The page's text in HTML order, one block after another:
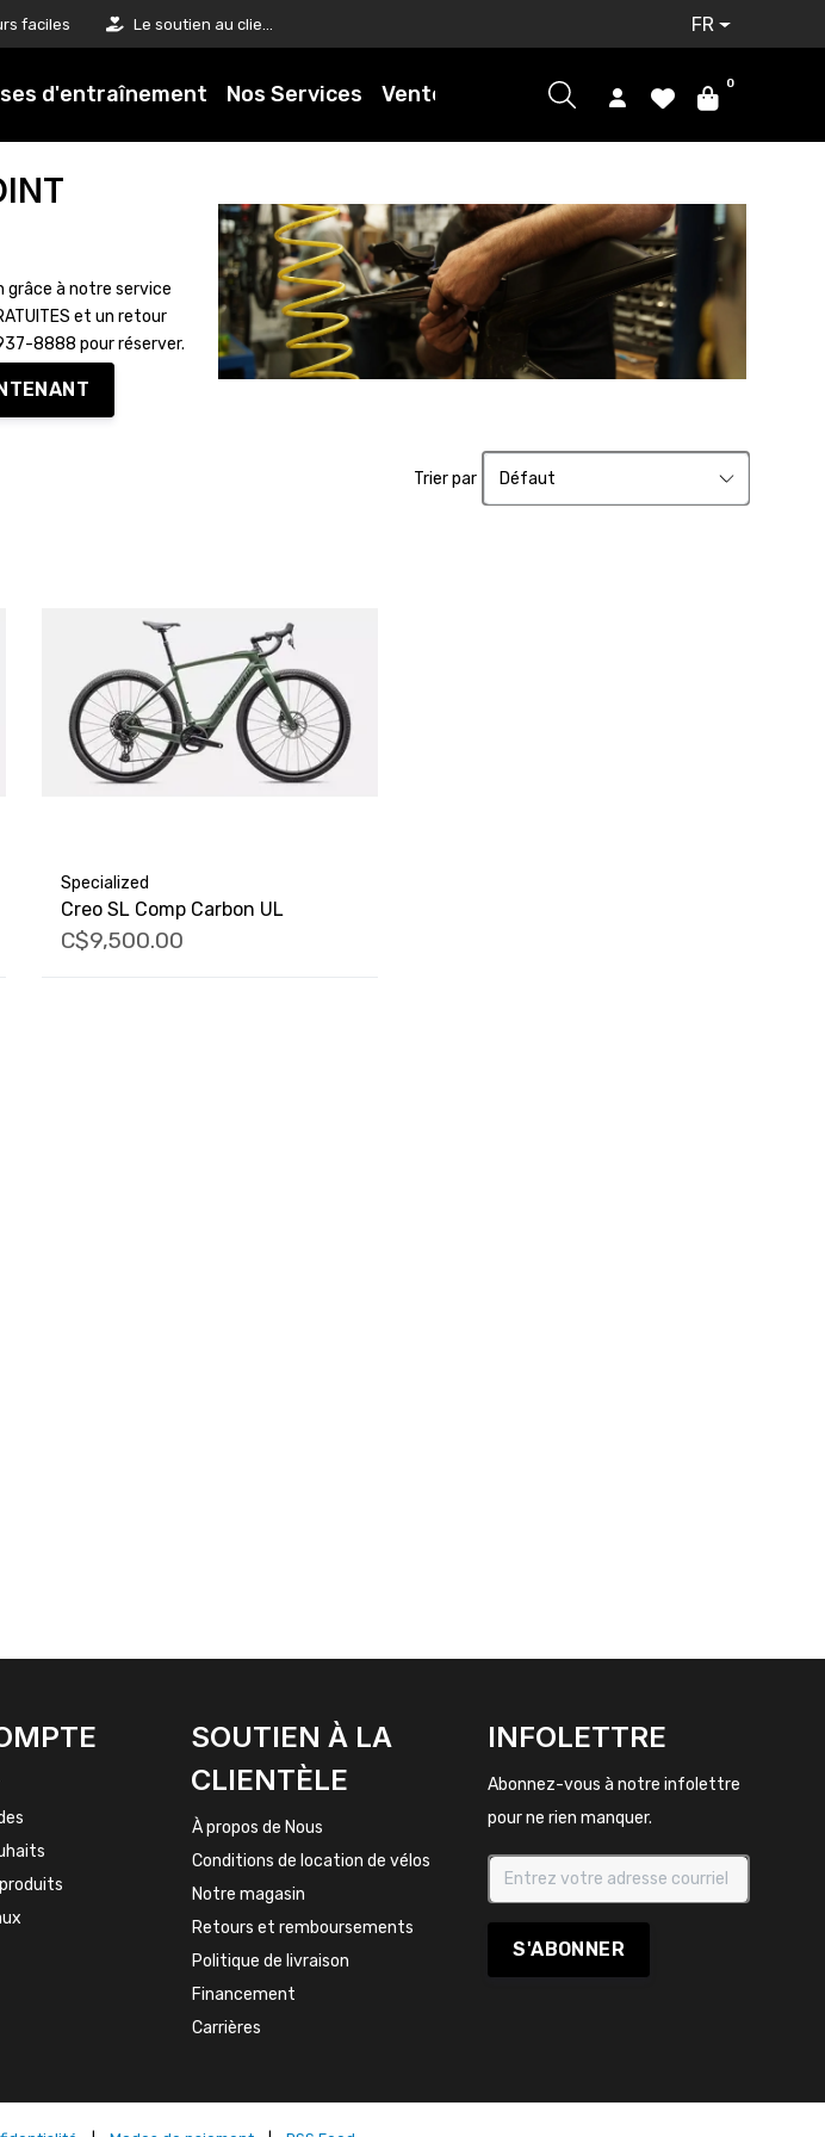
faciles Le soutien au client est notre priorité FR
d'entraînement Nos Services Ventes 0
grâce à notre service
et un retour
8888 pour réserver.
Trier par
Specialized
Creo SL Comp Carbon UL
C$9,500.00
SOUTIEN À LA
CLIENTÈLE
À propos de Nous
Conditions de location de vélos
Notre magasin
Retours et remboursements
Politique de livraison
Financement
Carrières
INFOLETTRE
Abonnez-vous à notre infolettre
pour ne rien manquer.
S'ABONNER